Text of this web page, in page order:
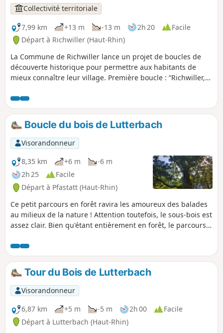
Collectivité territoriale
7,99 km
+13 m -13 m 2h 20
Facile
Départ à Richwiller (Haut-Rhin)
La Commune de Richwiller lance un projet de boucles de
découverte historique pour permettre aux habitants de
mieux connaître leur village. Première boucle : “Richwiller,
Boucle du bois de Lutterbach
Visorandonneur
8,35 km
+6 m
-6 m
2h 25
Facile
Départ à Pfastatt (Haut-Rhin)
Ce petit parcours en forêt ravira les amoureux des balades
au milieux de la nature ! Attention toutefois, le sous-bois est
assez clair. Bien qu'étant entièrement en forêt, le parcours
Tour du Bois de Lutterbach
Visorandonneur
6,87 km
+5 m -5 m 2h 00
Facile
Départ à Lutterbach (Haut-Rhin)